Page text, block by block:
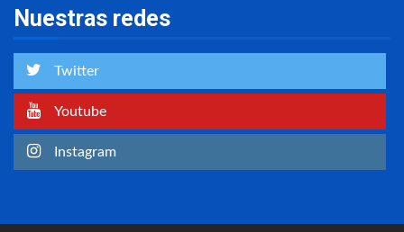
Nuestras redes
Twitter
Youtube
Instagram